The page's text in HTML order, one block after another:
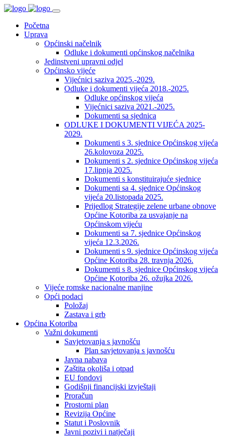
Početna
Uprava
Općinski načelnik
Odluke i dokumenti općinskog načelnika
Jedinstveni upravni odjel
Općinsko vijeće
Vijećnici saziva 2025.-2029.
Odluke i dokumenti vijeća 2018.-2025.
Odluke općinskog vijeća
Vijećnici saziva 2021.-2025.
Dokumenti sa sjednica
ODLUKE I DOKUMENTI VIJEĆA 2025-
2029.
Dokumenti s 3. sjednice Općinskog vijeća
26.kolovoza 2025.
Dokumenti s 2. sjednice Općinskog vijeća
17.lipnja 2025.
Dokumenti s konstituirajuće sjednice
Dokumenti sa 4. sjednice Općinskog
vijeća 20.listopada 2025.
Prijedlog Strategije zelene urbane obnove
Općine Kotoriba za usvajanje na
Općinskom vijeću
Dokumenti sa 7. sjednice Općinskog
vijeća 12.3.2026.
Dokumenti s 9. sjednice Općinskog vijeća
Općine Kotoriba 28. travnja 2026.
Dokumenti s 8. sjednice Općinskog vijeća
Općine Kotoriba 26. ožujka 2026.
Vijeće romske nacionalne manjine
Opći podaci
Položaj
Zastava i grb
Općina Kotoriba
Važni dokumenti
Savjetovanja s javnošću
Plan savjetovanja s javnošću
Javna nabava
Zaštita okoliša i otpad
EU fondovi
Godišnji financijski izvještaji
Proračun
Prostorni plan
Revizija Općine
Statut i Poslovnik
Javni pozivi i natječaji